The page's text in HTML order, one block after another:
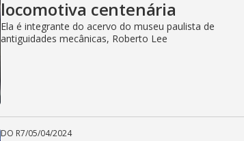
locomotiva centenária
Ela é integrante do acervo do museu paulista de
antiguidades mecânicas, Roberto Lee
DO R7/05/04/2024